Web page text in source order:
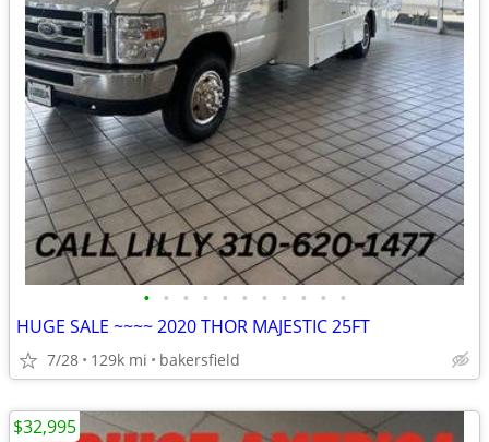
• • • • • • • • • • •
HUGE SALE ~~~~ 2020 THOR MAJESTIC 25FT
7/28 129k mi bakersfield
$32,995